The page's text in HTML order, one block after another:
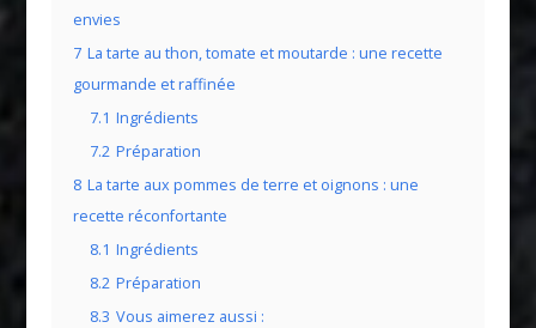
envies
7 La tarte au thon, tomate et moutarde : une recette
gourmande et raffinée
7.1 Ingrédients
7.2 Préparation
8 La tarte aux pommes de terre et oignons : une
recette réconfortante
8.1 Ingrédients
8.2 Préparation
8.3 Vous aimerez aussi :